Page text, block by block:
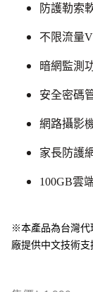
防護勒索
不限流量
暗網監測
安全密碼
網路攝影
家長防護
100GB雲
※本產品為台灣代
廠提供中文技術支